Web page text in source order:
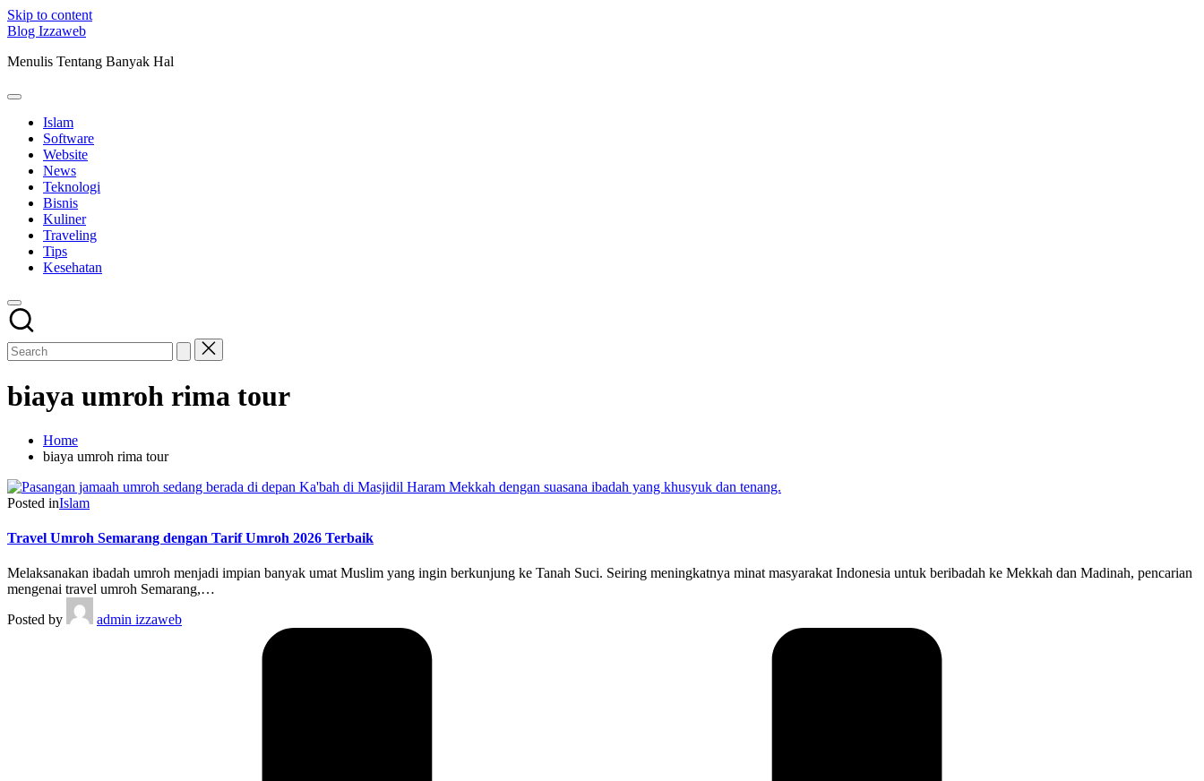
Skip to content
Blog Izzaweb
Menulis Tentang Banyak Hal
Islam
Software
Website
News
Teknologi
Bisnis
Kuliner
Traveling
Tips
Kesehatan
biaya umroh rima tour
Home
biaya umroh rima tour
Posted inIslam
Travel Umroh Semarang dengan Tarif Umroh 2026 Terbaik
Melaksanakan ibadah umroh menjadi impian banyak umat Muslim yang ingin berkunjung ke Tanah Suci. Seiring meningkatnya minat masyarakat Indonesia untuk beribadah ke Mekkah dan Madinah, pencarian
mengenai travel umroh Semarang,…
Posted by
admin izzaweb